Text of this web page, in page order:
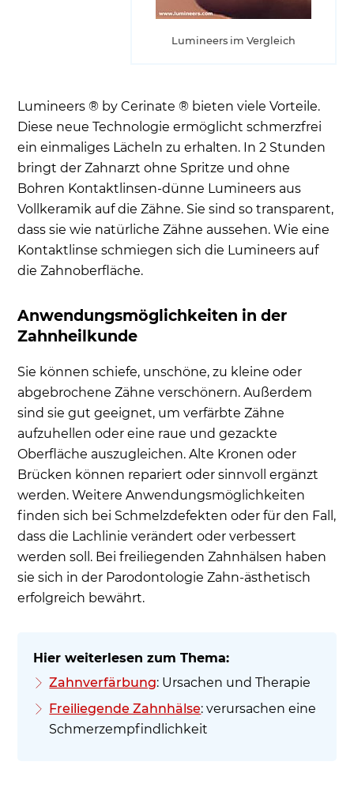
Lumineers im Vergleich
Lumineers ® by Cerinate ® bieten viele Vorteile.
Diese neue Technologie ermöglicht schmerzfrei
ein einmaliges Lächeln zu erhalten. In 2 Stunden
bringt der Zahnarzt ohne Spritze und ohne
Bohren Kontaktlinsen-dünne Lumineers aus
Vollkeramik auf die Zähne. Sie sind so transparent,
dass sie wie natürliche Zähne aussehen. Wie eine
Kontaktlinse schmiegen sich die Lumineers auf
die Zahnoberfläche.
Anwendungsmöglichkeiten in der
Zahnheilkunde
Sie können schiefe, unschöne, zu kleine oder
abgebrochene Zähne verschönern. Außerdem
sind sie gut geeignet, um verfärbte Zähne
aufzuhellen oder eine raue und gezackte
Oberfläche auszugleichen. Alte Kronen oder
Brücken können repariert oder sinnvoll ergänzt
werden. Weitere Anwendungsmöglichkeiten
finden sich bei Schmelzdefekten oder für den Fall,
dass die Lachlinie verändert oder verbessert
werden soll. Bei freiliegenden Zahnhälsen haben
sie sich in der Parodontologie Zahn-ästhetisch
erfolgreich bewährt.
Zahnverfärbung: Ursachen und Therapie
Freiliegende Zahnhälse: verursachen eine
Schmerzempfindlichkeit